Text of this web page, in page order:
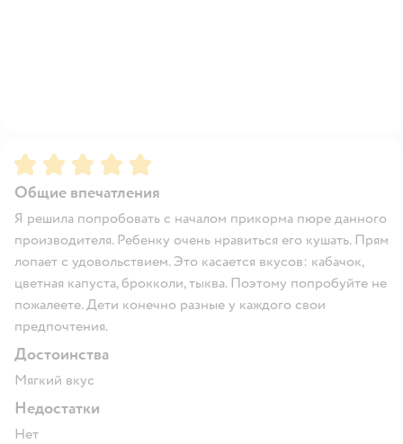
Рейтинг:5
Общие впечатления
Я решила попробовать с началом прикорма пюре данного
производителя. Ребенку очень нравиться его кушать. Прям
лопает с удовольствием. Это касается вкусов: кабачок,
цветная капуста, брокколи, тыква. Поэтому попробуйте не
пожалеете. Дети конечно разные у каждого свои
предпочтения.
Достоинства
Мягкий вкус
Недостатки
Нет